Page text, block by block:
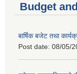
Budget
बार्षिक बजेट तथा
Post date: 08/05/